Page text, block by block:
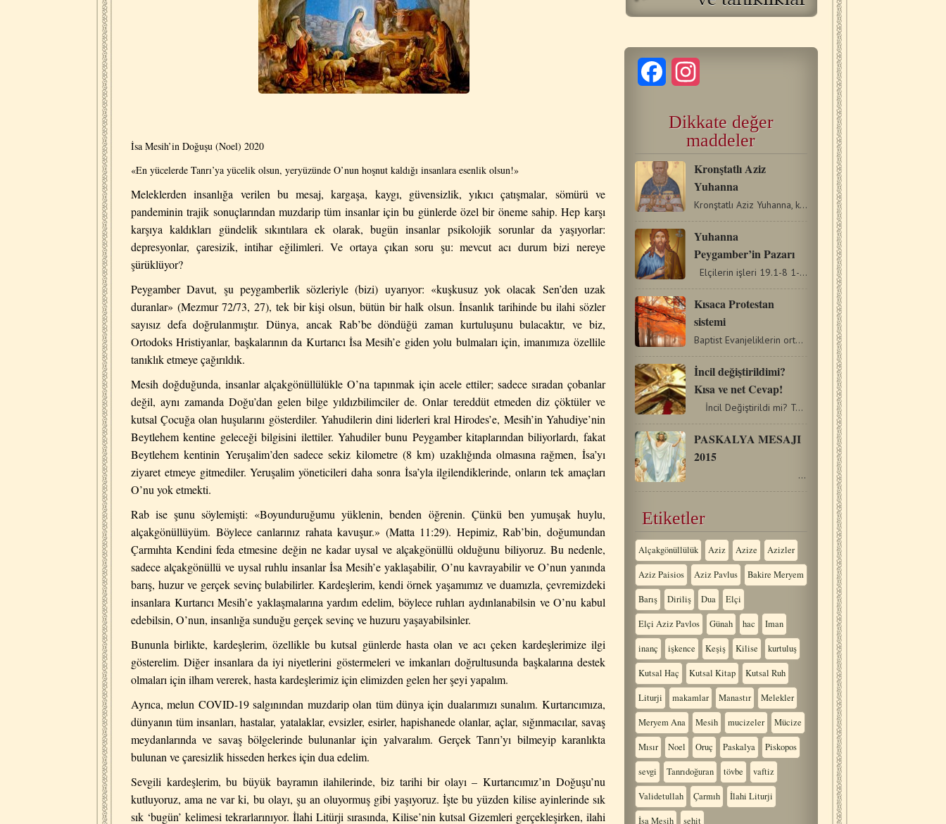
İsa Mesih’in Doğuşu (Noel) 2020
«En yücelerde Tanrı’ya yücelik olsun, yeryüzünde O’nun hoşnut kaldığı insanlara esenlik olsun!»
Meleklerden insanlığa verilen bu mesaj,kargaşa, kaygı, güvensizlik, yıkıcı çatışmalar, sömürü ve
pandeminin trajik sonuçlarından muzdarip tüm insanlar için bu günlerdeözel biröneme sahip. Hep karşı
karşıya kaldıkları gündelik sıkıntılara ek olarak, bugün insanlar psikolojik sorunlar da yaşıyorlar:
depresyonlar, çaresizik, intihar eğilimleri. Ve ortaya çıkan soru şu: mevcut acı durum bizi nereye
şürüklüyor?
Peygamber Davut, şu peygamberlik sözleriyle (bizi) uyarıyor: «kuşkusuz yok olacak Sen’den uzak
duranlar» (Mezmur 72/73, 27), tek bir kişi olsun, bütün bir halk olsun. İnsanlık tarihinde bu ilahi sözler
sayısız defa doğrulanmıştır. Dünya, ancak Rab’be döndüğü zaman kurtuluşunu bulacaktır, ve biz,
Ortodoks Hristiyanlar, başkalarının da Kurtarıcı İsa Mesih’e giden yolu bulmaları için, imanımıza özellile
tanıklık etmeye çağırıldık.
Mesih doğduğunda, insanlar alçakgönüllülükle O’na tapınmak için acele ettiler; sadece sıradan çobanlar
değil, aynı zamanda Doğu’dan gelen bilge yıldızbilimciler de. Onlar tereddüt etmeden diz çöktüler ve
kutsal Çocuğa olan huşularını gösterdiler. Yahudilerin dini liderleri kral Hirodes’e, Mesih’in Yahudiye’nin
Beytlehem kentine geleceği bilgisini ilettiler. Yahudiler bunu Peygamber kitaplarından biliyorlardı, fakat
Beytlehem kentinin Yeruşalim’den sadece sekiz kilometre (8 km) uzaklığında olmasına rağmen, İsa’yı
ziyaret etmeye gitmediler. Yeruşalim yöneticileri daha sonra İsa’yla ilgilendiklerinde, onların tek amaçları
O’nu yok etmekti.
Rab ise şunu söylemişti: «Boyunduruğumu yüklenin, benden öğrenin. Çünkü ben yumuşak huylu,
alçakgönüllüyüm. Böylece canlarınız rahata kavuşur.» (Matta 11:29). Hepimiz, Rab’bin, doğumundan
Çarmıhta Kendini feda etmesine değin ne kadar uysal ve alçakgönüllü olduğunu biliyoruz. Bu nedenle,
sadece alçakgönüllü ve uysal ruhlu insanlar İsa Mesih’e yaklaşabilir, O’nu kavrayabilir ve O’nun yanında
barış, huzur ve gerçek sevinç bulabilirler.Kardeşlerim, kendi örnek yaşamımız ve duamızla, çevremizdeki
insanlara Kurtarıcı Mesih’e yaklaşmalarına yardım edelim, böylece ruhları aydınlanabilsin ve O’nu kabul
edebilsin, O’nun, insanlığa sunduğu gerçek sevinç ve huzuru yaşayabilsinler.
Bununla birlikte, kardeşlerim, özellikle bu kutsal günlerde hasta olan ve acı çeken kardeşlerimize ilgi
gösterelim. Diğer insanlara da iyi niyetlerini göstermeleri ve imkanları doğrultusunda başkalarına destek
olmaları için ilham vererek, hasta kardeşlerimiz için elimizden gelen her şeyi yapalım.
Ayrıca, melun COVID-19 salgınından muzdarip olan tüm dünya için dualarımızı sunalım. Kurtarıcımıza,
dünyanın tüm insanları, hastalar, yatalaklar, evsizler, esirler, hapishanede olanlar, açlar, sığınmacılar, savaş
meydanlarında ve savaş bölgelerinde bulunanlar için yalvaralım. Gerçek Tanrı’yı bilmeyip karanlıkta
bulunan ve çaresizlik hisseden herkes için dua edelim.
Sevgili kardeşlerim, bu büyük bayramın ilahilerinde, biz tarihi bir olayı – Kurtarıcımız’ın Doğuşu’nu
kutluyoruz, ama ne var ki, bu olayı, şu an oluyormuş gibi yaşıyoruz. İşte bu yüzden kilise ayinlerinde sık
sık ‘bugün’ kelimesi tekrarlarınıyor. İlahi Litürji sırasında, Kilise’nin kutsal Gizemleri gerçekleşirken, ilahi
Facebook
Dikkate değer
maddeler
Kronştatlı Aziz
Yuhanna
Kronştatlı Aziz Yuhanna, karısıyla bekaret içinde yaşayan…
Yuhanna
Peygamber’in Pazarı
Elçilerin işleri 19.1-8 1-2Apollos Korint'teyken Pavlus,…
Kısaca Protestan
sistemi
Baptist Evanjeliklerin ortaya çıktığı Protestanlık, ilk…
İncil değiştirildimi?
Kısa ve net Cevap!
İncil Değiştirildi mi? Toplumumuzda maalesef Hıristiyanlık…
PASKALYA MESAJI
2015
…
Etiketler
Alçakgönüllülük Aziz Azize Azizler
Aziz Paisios Aziz Pavlus Bakire Meryem
Barış Diriliş Dua Elçi
Elçi Aziz Pavlos Günah hac Iman
inanç işkence Keşiş Kilise kurtuluş
Kutsal Haç Kutsal Kitap Kutsal Ruh
Liturji makamlar Manastır Melekler
Meryem Ana Mesih mucizeler Mücize
Mısır Noel Oruç Paskalya Piskopos
sevgi Tanrıdoğuran tövbe vaftiz
Validetullah Çarmıh İlahi Liturji
İsa Mesih şehit